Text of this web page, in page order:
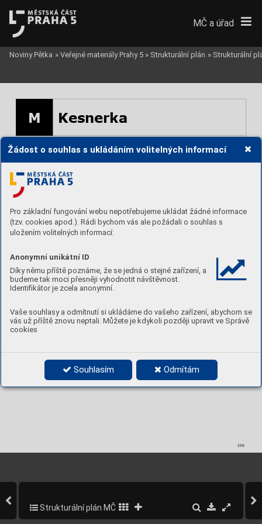
Žádost o souhlas s ukládáním volitelných informací
Pro základní fungování webu nepotřebujeme ukládat žádné informace
(tzv. cookies apod.). Rádi bychom vás ale požádali o souhlas s
uložením volitelných informací:
Anonymní unikátní ID
Díky němu příště poznáme, že se jedná o stejné zařízení, a
budeme tak moci přesněji vyhodnotit návštěvnost.
Identifikátor je zcela anonymní.
Vaše souhlasy a odmítnutí si ukládáme do vašeho zařízení, abychom se
vás už příště znovu neptali. Můžete je kdykoli později upravit ve Správě
cookies
Souhlasím Odmítám
259
Kesnerka
M
MČ a úřad
Noviny Pětka » Veřejné materiály Prahy 5 » Strukturální plán » Strukturální
Strukturální plán MČ Praha 5